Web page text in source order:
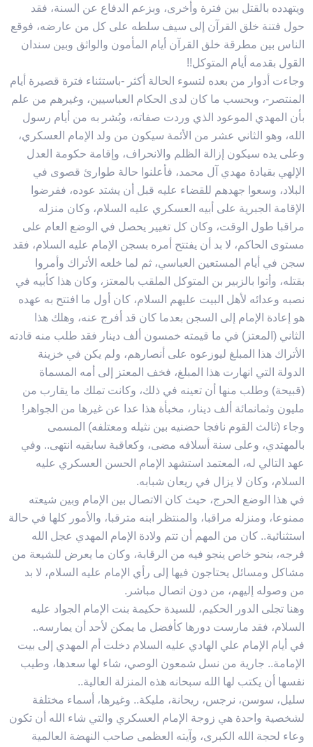
ويتهدده بالقتل بين فترة وأخرى، وبزعم الدفاع عن السنة، فقد
حول فتنة خلق القرآن إلى سيف سلطه على كل من عارضه، فوقع
الناس بين مطرقة خلق القرآن أيام المأمون والواثق وبين سندان
القول بقدمه أيام المتوكل!!
وجاءت أدوار من بعده لتسوء الحالة أكثر -باستثناء فترة قصيرة أيام
المنتصر-، وبحسب ما كان لدى الحكام العباسيين، وغيرهم من علم
بأن المهدي الموعود الذي وردت صفاته، وبُشر به من أيام رسول
الله، وهو الثاني عشر من الأئمة سيكون من ولد الإمام العسكري،
وعلى يده سيكون إزالة الظلم والانحراف، وإقامة حكومة العدل
الإلهي بقيادة مهدي آل محمد، فأعلنوا حالة طوارئ قصوى في
البلاد، وسعوا جهدهم للقضاء عليه قبل أن يشتد عوده، ففرضوا
الإقامة الجبرية على أبيه العسكري عليه السلام، وكان منزله
مراقبا طول الوقت، وكان كل تغيير يحصل في الوضع العام على
مستوى الحاكم، لا بد أن يفتتح أمره بسجن الإمام عليه السلام، فقد
سجن في أيام المستعين العباسي، ثم لما خلعه الأتراك وأمروا
بقتله، وأتوا بالزبير بن المتوكل الملقب بالمعتز، وكان هذا كأبيه في
نصبه وعدائه لأهل البيت عليهم السلام، كان أول ما افتتح به عهده
هو إعادة الإمام إلى السجن بعدما كان قد أفرج عنه، وهلك هذا
الثاني (المعتز) في ما قيمته خمسون ألف دينار فقد طلب منه قادته
الأتراك هذا المبلغ ليوزعوه على أنصارهم، ولم يكن في خزينة
الدولة التي انهارت هذا المبلغ، فخف المعتز إلى أمه المسماة
(قبيحة) وطلب منها أن تعينه في ذلك، وكانت تملك ما يقارب من
مليون وثمانمائة ألف دينار، مخبأة هذا عدا عن غيرها من الجواهر!
وجاء (ثالث القوم نافجا حضنيه بين نثيله ومعتلفه) المسمى
بالمهتدي، وعلى سنة أسلافه مضى، وكعاقبة سابقيه انتهى.. وفي
عهد التالي له، المعتمد استشهد الإمام الحسن العسكري عليه
السلام، وكان لا يزال في ريعان شبابه.
في هذا الوضع الحرج، حيث كان الاتصال بين الإمام وبين شيعته
ممنوعا، ومنزله مراقبا، والمنتظر ابنه مترقبا، والأمور كلها في حالة
استثنائية.. كان من المهم أن تتم ولادة الإمام المهدي عجل الله
فرجه، بنحو خاص ينجو فيه من الرقابة، وكان ما يعرض للشيعة من
مشاكل ومسائل يحتاجون فيها إلى رأي الإمام عليه السلام، لا بد
من وصوله إليهم، من دون اتصال مباشر.
وهنا تجلى الدور الحكيم، للسيدة حكيمة بنت الإمام الجواد عليه
السلام، فقد مارست دورها كأفضل ما يمكن لأحد أن يمارسه..
في أيام الإمام علي الهادي عليه السلام دخلت أم المهدي إلى بيت
الإمامة.. جارية من نسل شمعون الوصي، شاء لها سعدها، وطيب
نفسها أن يكتب لها الله سبحانه هذه المنزلة العالية..
سليل، سوسن، نرجس، ريحانة، مليكة.. وغيرها، أسماء مختلفة
لشخصية واحدة هي زوجة الإمام العسكري والتي شاء الله أن تكون
وعاء لحجة الله الكبرى، وآيته العظمى صاحب النهضة العالمية